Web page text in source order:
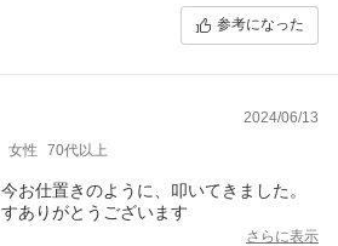
参考になった
2024/06/13
女性 70代以上
お仕置きのように、叩いてきました。
ありがとうございます
さらに表示